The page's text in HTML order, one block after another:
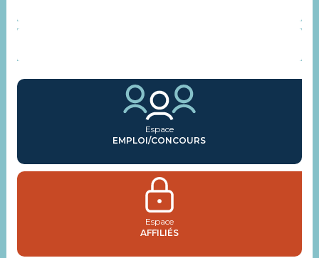
Espace
EMPLOI/CONCOURS
Espace
AFFILIÉS